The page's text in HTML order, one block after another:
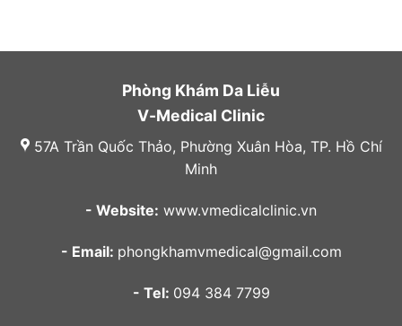
Phòng Khám Da Liễu
V-Medical Clinic
57A Trần Quốc Thảo, Phường Xuân Hòa, TP. Hồ Chí
Minh
- Website: www.vmedicalclinic.vn
- Email: phongkhamvmedical@gmail.com
- Tel: 094 384 7799